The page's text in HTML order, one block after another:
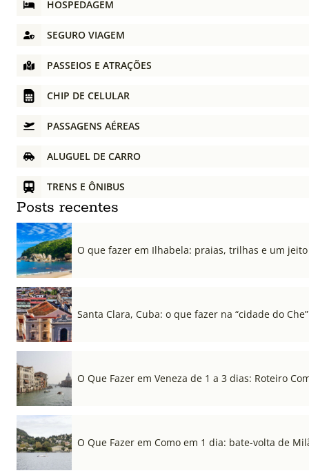
HOSPEDAGEM
SEGURO VIAGEM
PASSEIOS E ATRAÇÕES
CHIP DE CELULAR
PASSAGENS AÉREAS
ALUGUEL DE CARRO
TRENS E ÔNIBUS
Posts recentes
O que fazer em Ilhabela: praias, trilhas e um
Santa Clara, Cuba: o que fazer na “cidade do Che”
O Que Fazer em Veneza de 1 a 3 dias: Roteiro
O Que Fazer em Como em 1 dia: bate-volta de